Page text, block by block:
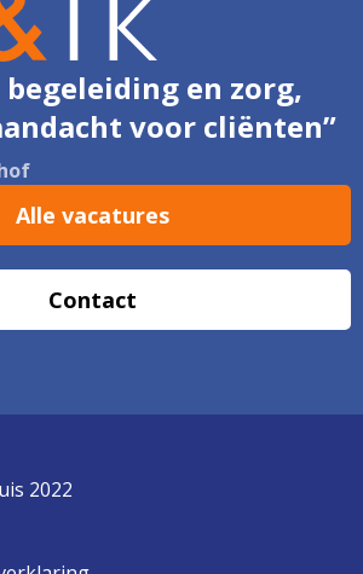
en zorg,
voor cliënten”
Alle vacatures
Contact
2022